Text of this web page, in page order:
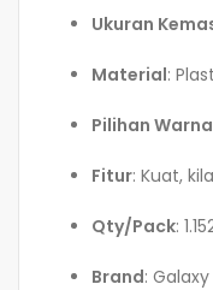
Ukuran
Material:
Pilihan Warna
Fitur: Kuat,
Qty/Pack:
Brand: